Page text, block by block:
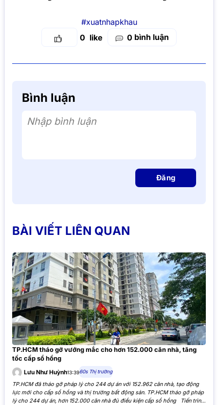
#xuatnhapkhau
0
0 bình luận
Bình luận
Nhập bình luận
Đăng
BÀI VIẾT LIÊN QUAN
TP.HCM tháo gỡ vướng mắc cho hơn 152.000 căn nhà, tăng
tốc cấp sổ hồng
Lưu Như Huỳnh13:3960s Thị trường
TP.HCM đã tháo gỡ pháp lý cho 244 dự án với 152.962 căn nhà, tạo động
lực mới cho cấp sổ hồng và thị trường bất động sản. TP.HCM tháo gỡ pháp
lý cho 244 dự án, hơn 152.000 căn nhà đủ điều kiện cấp sổ hồng Tiến trình